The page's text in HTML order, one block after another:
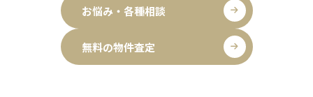
お悩み・各種相談
無料の物件査定